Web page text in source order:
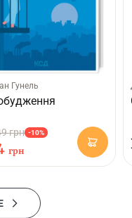
Гунель
грн -10%
грн